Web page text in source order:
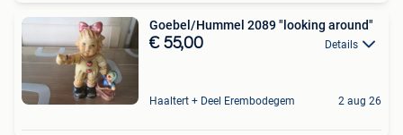
Goebel/Hummel 2089 "looking around"
€ 55,00 Details
Haaltert + Deel Erembodegem 2 aug 26